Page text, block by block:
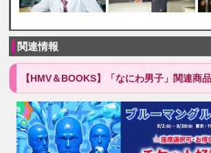
関連情報
【HMV＆BOOKS】「なにわ男子」関連商